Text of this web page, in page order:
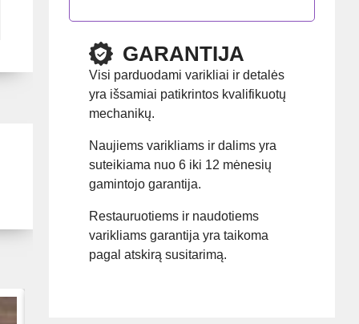
GARANTIJA
Visi parduodami varikliai ir detalės
yra išsamiai patikrintos kvalifikuotų
mechanikų.
Naujiems varikliams ir dalims yra
suteikiama nuo 6 iki 12 mėnesių
gamintojo garantija.
Restauruotiems ir naudotiems
varikliams garantija yra taikoma
pagal atskirą susitarimą.